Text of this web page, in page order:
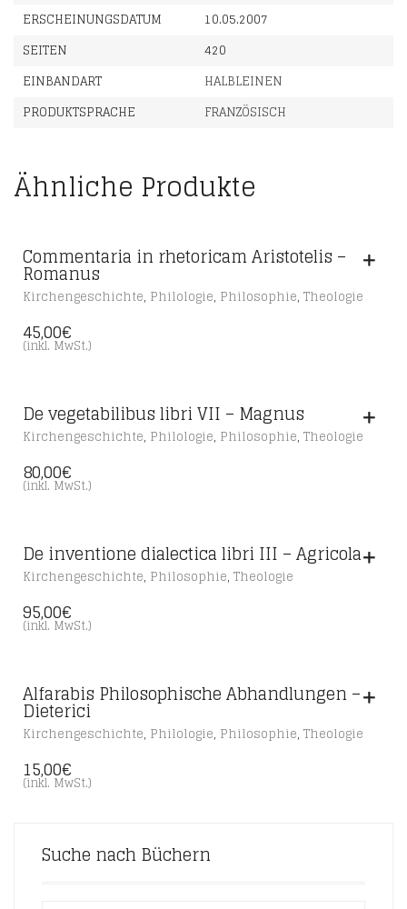
ERSCHEINUNGSDATUM
10.05.2007
SEITEN
420
EINBANDART
HALBLEINEN
PRODUKTSPRACHE
FRANZÖSISCH
Ähnliche Produkte
Commentaria in rhetoricam Aristotelis –
Romanus
Kirchengeschichte, Philologie, Philosophie, Theologie
45,00€
(inkl. MwSt.)
De vegetabilibus libri VII – Magnus
Kirchengeschichte, Philologie, Philosophie, Theologie
80,00€
(inkl. MwSt.)
De inventione dialectica libri III – Agricola
Kirchengeschichte, Philosophie, Theologie
95,00€
(inkl. MwSt.)
Alfarabis Philosophische Abhandlungen –
Dieterici
Kirchengeschichte, Philologie, Philosophie, Theologie
15,00€
(inkl. MwSt.)
Suche nach Büchern